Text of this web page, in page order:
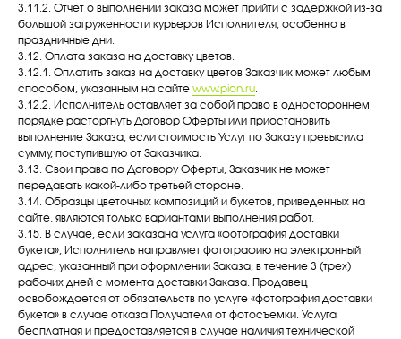
3.11.2. Отчет о выполнении заказа может прийти с задержкой из-за
большой загруженности курьеров Исполнителя, особенно в
праздничные дни.
3.12. Оплата заказа на доставку цветов.
3.12.1. Оплатить заказ на доставку цветов Заказчик может любым
способом, указанным на сайте www.pion.ru.
3.12.2. Исполнитель оставляет за собой право в одностороннем
порядке расторгнуть Договор Оферты или приостановить
выполнение Заказа, если стоимость Услуг по Заказу превысила
сумму, поступившую от Заказчика.
3.13. Свои права по Договору Оферты, Заказчик не может
передавать какой-либо третьей стороне.
3.14. Образцы цветочных композиций и букетов, приведенных на
сайте, являются только вариантами выполнения работ.
3.15. В случае, если заказана услуга «фотография доставки
букета», Исполнитель направляет фотографию на электронный
адрес, указанный при оформлении Заказа, в течение 3 (трех)
рабочих дней с момента доставки Заказа. Продавец
освобождается от обязательств по услуге «фотография доставки
букета» в случае отказа Получателя от фотосъемки. Услуга
бесплатная и предоставляется в случае наличия технической